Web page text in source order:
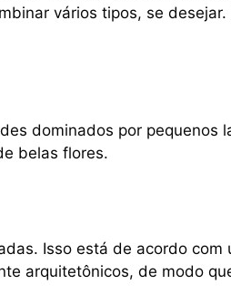
vários tipos, se
dominados por pequenos
belas flores.
Isso está de acordo com
arquitetônicos, de modo